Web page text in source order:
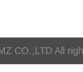
CO.,LTD All